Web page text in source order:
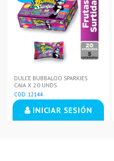
DULCE BUBBALOO SPARKIES
CAJA X 20 UNDS
COD. 12144
INICIAR SESIÓN